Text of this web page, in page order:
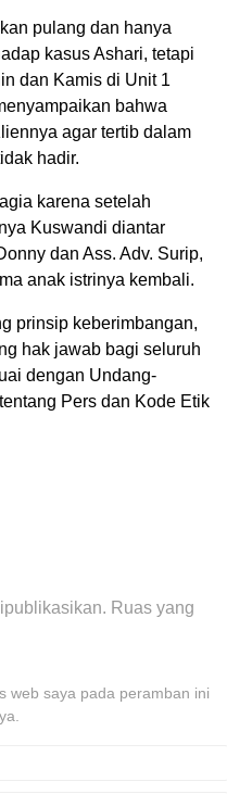
pulang dan hanya
kasus Ashari, tetapi
dan Kamis di Unit 1
bahwa
agar tertib dalam
hadir.
karena setelah
Kuswandi diantar
dan Ass. Adv. Surip,
anak istrinya kembali.
prinsip keberimbangan,
hak jawab bagi seluruh
dengan Undang-
Pers dan Kode Etik
Ruas yang
web saya pada peramban ini